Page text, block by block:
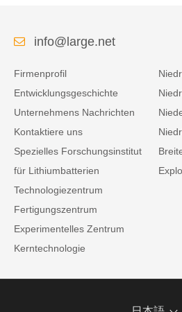
info@large.net
Firmenprofil
Entwicklungsgeschichte
Unternehmens Nachrichten
Kontaktiere uns
Spezielles Forschungsinstitut
für Lithiumbatterien
Technologiezentrum
Fertigungszentrum
Experimentelles Zentrum
Kerntechnologie